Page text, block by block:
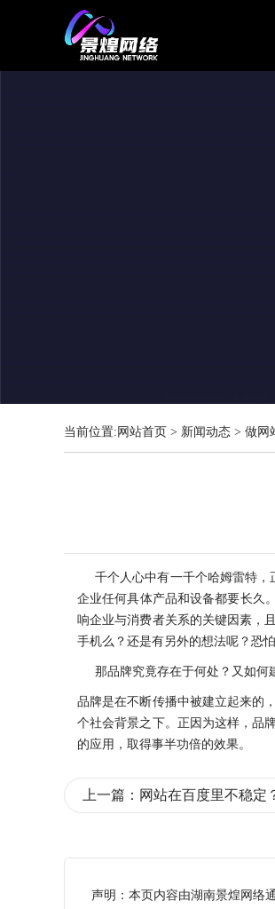
当前位置: 网站首页 > 新闻动态 > 做网
千个人心中有一千个哈姆雷特，
企业任何具体产品和设备都要长久
响企业与消费者关系的关键因素，
手机么？还是有另外的想法呢？恐怕
那品牌究竟存在于何处？又如何
品牌是在不断传播中被建立起来的
个社会背景之下。正因为这样，品
的应用，取得事半功倍的效果。
上一篇： 网站在百度里不稳定
声明：本页内容由湖南景煌网络